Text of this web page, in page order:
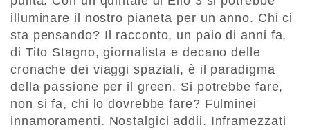
illuminare il nostro pianeta per un anno. Chi ci
sta pensando? Il racconto, un paio di anni fa,
di Tito Stagno, gior­nalista e decano delle
cronache dei viaggi spaziali, è il paradigma
della passione per il green. Si potrebbe fare,
non si fa, chi lo dovrebbe fare? Fulminei
innamoramenti. Nostalgici addii. Inframezzati